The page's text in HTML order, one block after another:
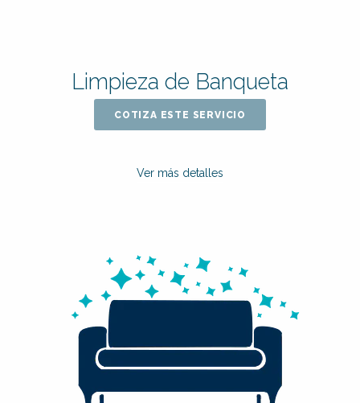
Limpieza de Banqueta
COTIZA ESTE SERVICIO
Ver más detalles